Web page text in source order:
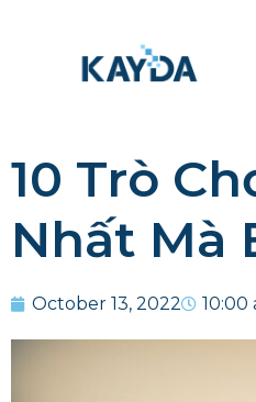
10 Trò
Nhất Mà
October 13, 2022 10:00